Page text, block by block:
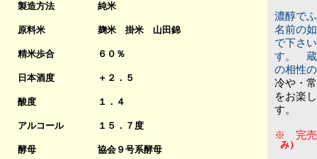
製造方法
原料米
精米歩合
日本酒度
酸度
アルコール
酵母
純米
麹米 掛米 山田錦
６０％
＋２．５
１．４
１５．７度
協会９号系酵母
濃醇で
名前の
で下さ
す。 蔵
の相性
冷や・
をお楽
す。
※ 完売
み）